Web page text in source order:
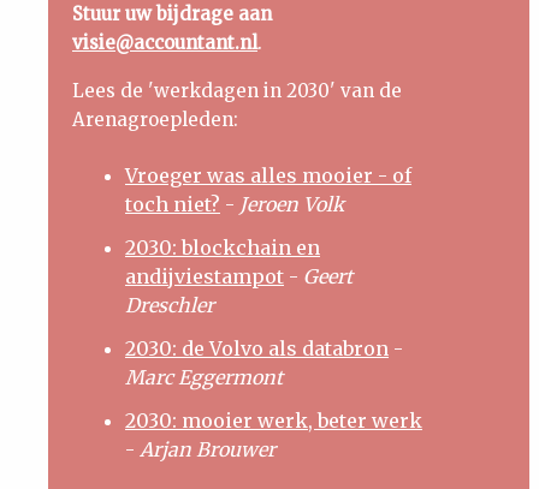
Stuur uw bijdrage aan
visie@accountant.nl.
Lees de 'werkdagen in 2030' van de
Arenagroepleden:
Vroeger was alles mooier - of
toch niet? - Jeroen Volk
2030: blockchain en
andijviestampot - Geert
Dreschler
2030: de Volvo als databron -
Marc Eggermont
2030: mooier werk, beter werk
- Arjan Brouwer